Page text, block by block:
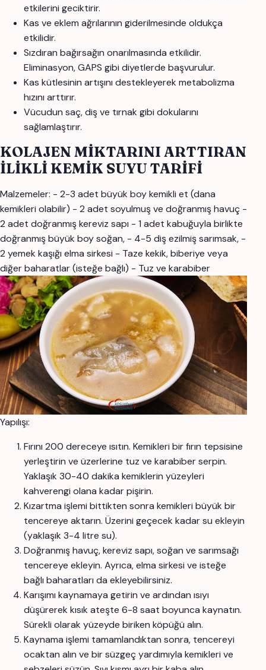
etkilerini geciktirir.
Kas ve eklem ağrılarının giderilmesinde oldukça
etkilidir.
Sızdıran bağırsağın onarılmasında etkilidir.
Eliminasyon, GAPS gibi diyetlerde başvurulur.
Kas kütlesinin artışını destekleyerek metabolizma
hızını arttırır.
Vücudun saç, diş ve tırnak gibi dokularını
sağlamlaştırır.
KOLAJEN MİKTARINI ARTTIRAN
İLİKLİ KEMİK SUYU TARİFİ
Malzemeler: - 2-3 adet büyük boy kemikli et (dana
kemikleri olabilir) - 2 adet soyulmuş ve doğranmış havuç -
2 adet doğranmış kereviz sapı - 1 adet kabuğuyla birlikte
doğranmış büyük boy soğan, - 4-5 diş ezilmiş sarımsak, -
2 yemek kaşığı elma sirkesi - Taze kekik, biberiye veya
diğer baharatlar (isteğe bağlı) - Tuz ve karabiber
Yapılışı:
Fırını 200 dereceye ısıtın. Kemikleri bir fırın tepsisine
yerleştirin ve üzerlerine tuz ve karabiber serpin.
Yaklaşık 30-40 dakika kemiklerin yüzeyleri
kahverengi olana kadar pişirin.
Kızartma işlemi bittikten sonra kemikleri büyük bir
tencereye aktarın. Üzerini geçecek kadar su ekleyin
(yaklaşık 3-4 litre su).
Doğranmış havuç, kereviz sapı, soğan ve sarımsağı
tencereye ekleyin. Ayrıca, elma sirkesi ve isteğe
bağlı baharatları da ekleyebilirsiniz.
Karışımı kaynamaya getirin ve ardından ısıyı
düşürerek kısık ateşte 6-8 saat boyunca kaynatın.
Sürekli olarak yüzeyde biriken köpüğü alın.
Kaynama işlemi tamamlandıktan sonra, tencereyi
ocaktan alın ve bir süzgeç yardımıyla kemikleri ve